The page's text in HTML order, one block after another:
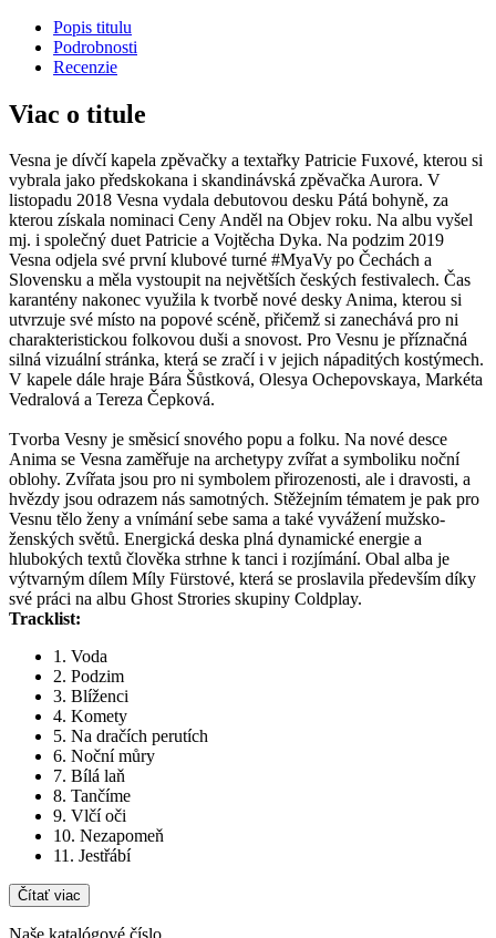
Popis titulu
Podrobnosti
Recenzie
Viac o titule
Vesna je dívčí kapela zpěvačky a textařky Patricie Fuxové, kterou si
vybrala jako předskokana i skandinávská zpěvačka Aurora. V
listopadu 2018 Vesna vydala debutovou desku Pátá bohyně, za
kterou získala nominaci Ceny Anděl na Objev roku. Na albu vyšel
mj. i společný duet Patricie a Vojtěcha Dyka. Na podzim 2019
Vesna odjela své první klubové turné #MyaVy po Čechách a
Slovensku a měla vystoupit na největších českých festivalech. Čas
karantény nakonec využila k tvorbě nové desky Anima, kterou si
utvrzuje své místo na popové scéně, přičemž si zanechává pro ni
charakteristickou folkovou duši a snovost. Pro Vesnu je příznačná
silná vizuální stránka, která se zračí i v jejich nápaditých kostýmech.
V kapele dále hraje Bára Šůstková, Olesya Ochepovskaya, Markéta
Vedralová a Tereza Čepková.
Tvorba Vesny je směsicí snového popu a folku. Na nové desce
Anima se Vesna zaměřuje na archetypy zvířat a symboliku noční
oblohy. Zvířata jsou pro ni symbolem přirozenosti, ale i dravosti, a
hvězdy jsou odrazem nás samotných. Stěžejním tématem je pak pro
Vesnu tělo ženy a vnímání sebe sama a také vyvážení mužsko-
ženských světů. Energická deska plná dynamické energie a
hlubokých textů člověka strhne k tanci i rozjímání. Obal alba je
výtvarným dílem Míly Fürstové, která se proslavila především díky
své práci na albu Ghost Strories skupiny Coldplay.
Tracklist:
1. Voda
2. Podzim
3. Blíženci
4. Komety
5. Na dračích perutích
6. Noční můry
7. Bílá laň
8. Tančíme
9. Vlčí oči
10. Nezapomeň
11. Jestřábí
Čítať viac